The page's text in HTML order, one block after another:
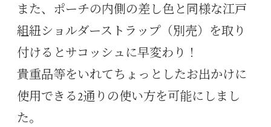
また、ポーチの内側の差し色と同様な江戸
組紐ショルダーストラップ（別売）を取り
付けるとサコッシュに早変わり！
貴重品等をいれてちょっとしたお出かけに
使用できる2通りの使い方を可能にしまし
た。